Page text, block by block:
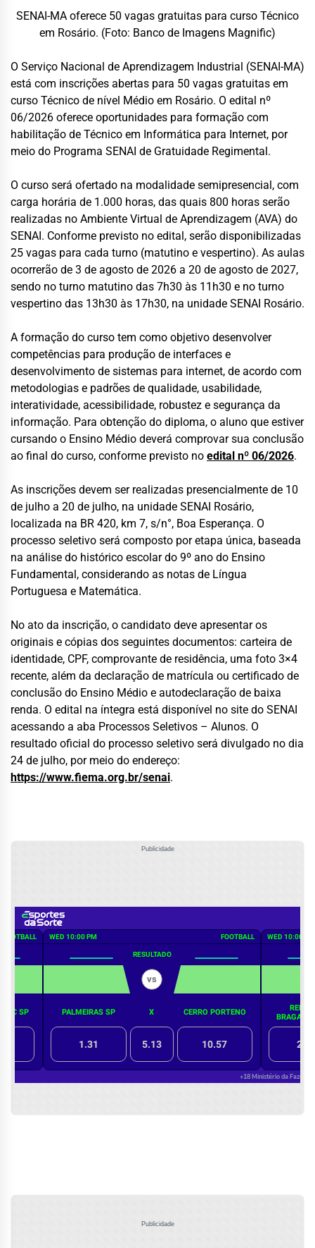
SENAI-MA oferece 50 vagas gratuitas para curso Técnico
em Rosário. (Foto: Banco de Imagens Magnific)
O Serviço Nacional de Aprendizagem Industrial (SENAI-MA)
está com inscrições abertas para 50 vagas gratuitas em
curso Técnico de nível Médio em Rosário. O edital nº
06/2026 oferece oportunidades para formação com
habilitação de Técnico em Informática para Internet, por
meio do Programa SENAI de Gratuidade Regimental.
O curso será ofertado na modalidade semipresencial, com
carga horária de 1.000 horas, das quais 800 horas serão
realizadas no Ambiente Virtual de Aprendizagem (AVA) do
SENAI. Conforme previsto no edital, serão disponibilizadas
25 vagas para cada turno (matutino e vespertino). As aulas
ocorrerão de 3 de agosto de 2026 a 20 de agosto de 2027,
sendo no turno matutino das 7h30 às 11h30 e no turno
vespertino das 13h30 às 17h30, na unidade SENAI Rosário.
A formação do curso tem como objetivo desenvolver
competências para produção de interfaces e
desenvolvimento de sistemas para internet, de acordo com
metodologias e padrões de qualidade, usabilidade,
interatividade, acessibilidade, robustez e segurança da
informação. Para obtenção do diploma, o aluno que estiver
cursando o Ensino Médio deverá comprovar sua conclusão
ao final do curso, conforme previsto no edital nº 06/2026.
As inscrições devem ser realizadas presencialmente de 10
de julho a 20 de julho, na unidade SENAI Rosário,
localizada na BR 420, km 7, s/n°, Boa Esperança. O
processo seletivo será composto por etapa única, baseada
na análise do histórico escolar do 9º ano do Ensino
Fundamental, considerando as notas de Língua
Portuguesa e Matemática.
No ato da inscrição, o candidato deve apresentar os
originais e cópias dos seguintes documentos: carteira de
identidade, CPF, comprovante de residência, uma foto 3×4
recente, além da declaração de matrícula ou certificado de
conclusão do Ensino Médio e autodeclaração de baixa
renda. O edital na íntegra está disponível no site do SENAI
acessando a aba Processos Seletivos – Alunos. O
resultado oficial do processo seletivo será divulgado no dia
24 de julho, por meio do endereço:
https://www.fiema.org.br/senai.
Publicidade
Publicidade